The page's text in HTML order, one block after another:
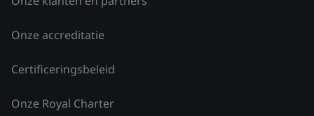
Onze accreditatie
Certificeringsbeleid
Onze Royal Charter